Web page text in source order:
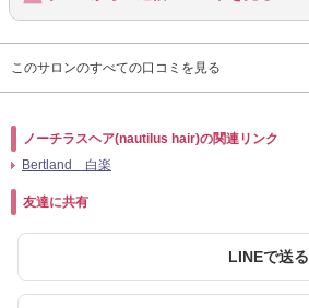
このサロンのすべての口コミを見る
ノーチラスヘア(nautilus hair)の関連リンク
Bertland 白楽
友達に共有
LINEで送る